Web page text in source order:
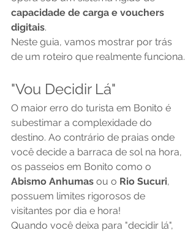
capacidade de carga e vouchers
digitais.
Neste guia, vamos mostrar por trás
de um roteiro que realmente funciona.
"Vou Decidir Lá"
O maior erro do turista em Bonito é
subestimar a complexidade do
destino. Ao contrário de praias onde
você decide a barraca de sol na hora,
os passeios em Bonito como o
Abismo Anhumas ou o Rio Sucuri,
possuem limites rigorosos de
visitantes por dia e hora!
Quando você deixa para "decidir lá",